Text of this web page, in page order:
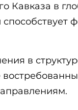
Кавказа в
в